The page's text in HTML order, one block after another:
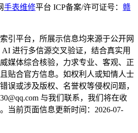
手表维修平台 ICP备案/许可证号： 赣
引平台，所展示信息均来源于公开网
进行多信源交叉验证，结合真实用
媒体综合核验，力求专业、客观、正
贴合官方信息。如权利人或知情人士
误或涉及版权、名誉权等侵权问题，
与我们联系，我们将在收
当前页面信息更新时间：2026-07-